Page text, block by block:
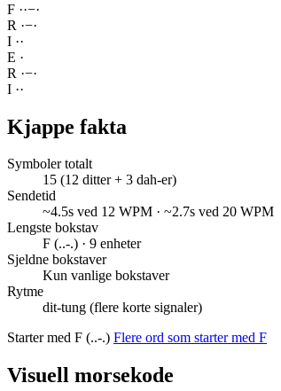
F ··−·
R ·−·
I ··
E ·
R ·−·
I ··
Kjappe fakta
Symboler totalt
15 (12 ditter + 3 dah-er)
Sendetid
~4.5s ved 12 WPM · ~2.7s ved 20 WPM
Lengste bokstav
F (..-.) · 9 enheter
Sjeldne bokstaver
Kun vanlige bokstaver
Rytme
dit-tung (flere korte signaler)
Starter med F (..-.) Flere ord som starter med F
Visuell morsekode